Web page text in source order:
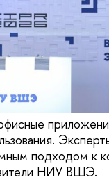
подходом к
НИУ ВШЭ.